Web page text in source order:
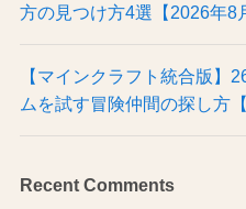
方の見つけ方4選【2026年8
【マインクラフト統合版】
ムを試す冒険仲間の探し方
Recent Comments